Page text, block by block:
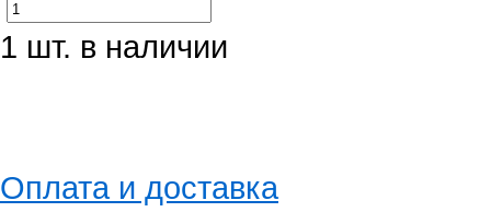
1 шт. в наличии
Оплата и доставка